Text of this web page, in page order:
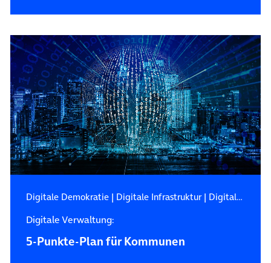
Digitale Demokratie| Digitale Infrastruktur| Digitale Verwaltung
Digitale Verwaltung:
5-Punkte-Plan für Kommunen